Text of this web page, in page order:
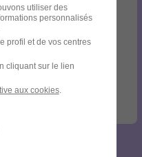
utiliser des
personnalisés
profil et de vos centres
cliquant sur le lien
aux cookies.